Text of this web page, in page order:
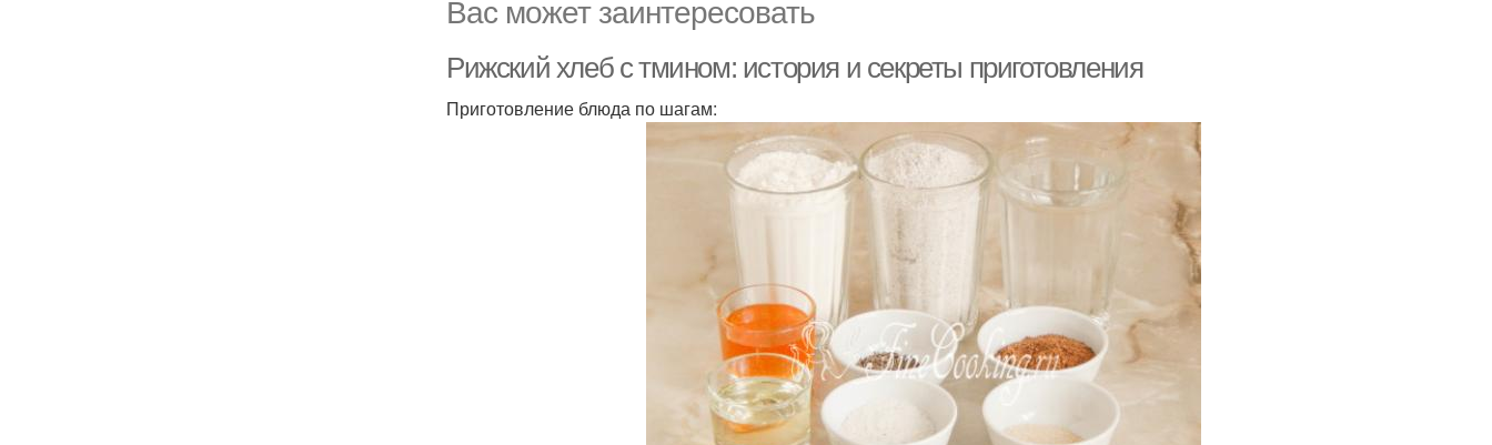
Вас может заинтересовать
Рижский хлеб с тмином: история и секреты приготовления
Приготовление блюда по шагам: